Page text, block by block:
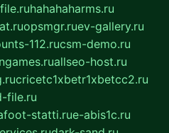
hahahaharms.ru
opsmgr.ruev-gallery.ru
112.rucsm-demo.ru
allseo-host.ru
cricetc1xbetr1xbetcc2.ru
file.ru
statti.rue-abis1c.ru